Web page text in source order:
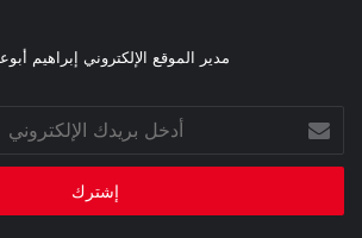
مدير الموقع الإلكتروني إبراهيم
بريدك
الإلكتروني